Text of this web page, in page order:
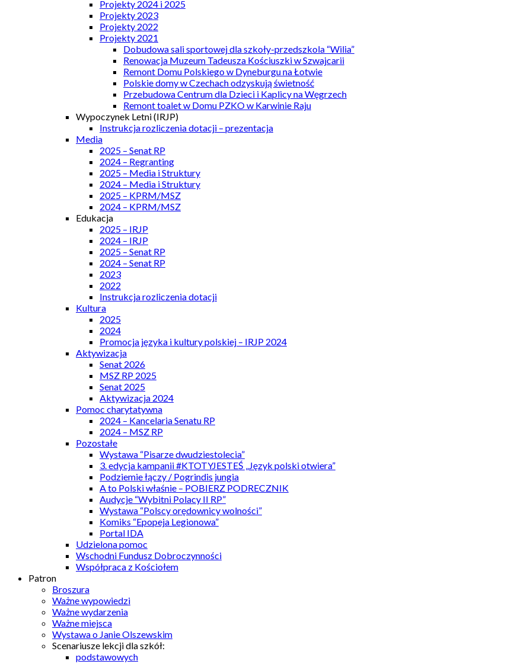
Projekty 2024 i 2025
Projekty 2023
Projekty 2022
Projekty 2021
Dobudowa sali sportowej dla szkoły-przedszkola “Wilia”
Renowacja Muzeum Tadeusza Kościuszki w Szwajcarii
Remont Domu Polskiego w Dyneburgu na Łotwie
Polskie domy w Czechach odzyskują świetność
Przebudowa Centrum dla Dzieci i Kaplicy na Węgrzech
Remont toalet w Domu PZKO w Karwinie Raju
Wypoczynek Letni (IRJP)
Instrukcja rozliczenia dotacji – prezentacja
Media
2025 – Senat RP
2024 – Regranting
2025 – Media i Struktury
2024 – Media i Struktury
2025 – KPRM/MSZ
2024 – KPRM/MSZ
Edukacja
2025 – IRJP
2024 – IRJP
2025 – Senat RP
2024 – Senat RP
2023
2022
Instrukcja rozliczenia dotacji
Kultura
2025
2024
Promocja języka i kultury polskiej – IRJP 2024
Aktywizacja
Senat 2026
MSZ RP 2025
Senat 2025
Aktywizacja 2024
Pomoc charytatywna
2024 – Kancelaria Senatu RP
2024 – MSZ RP
Pozostałe
Wystawa “Pisarze dwudziestolecia”
3. edycja kampanii #KTOTYJESTEŚ „Język polski otwiera”
Podziemie łączy / Pogrindis jungia
A to Polski właśnie – POBIERZ PODRECZNIK
Audycje “Wybitni Polacy II RP”
Wystawa “Polscy orędownicy wolności”
Komiks “Epopeja Legionowa”
Portal IDA
Udzielona pomoc
Wschodni Fundusz Dobroczynności
Współpraca z Kościołem
Patron
Broszura
Ważne wypowiedzi
Ważne wydarzenia
Ważne miejsca
Wystawa o Janie Olszewskim
Scenariusze lekcji dla szkół:
podstawowych